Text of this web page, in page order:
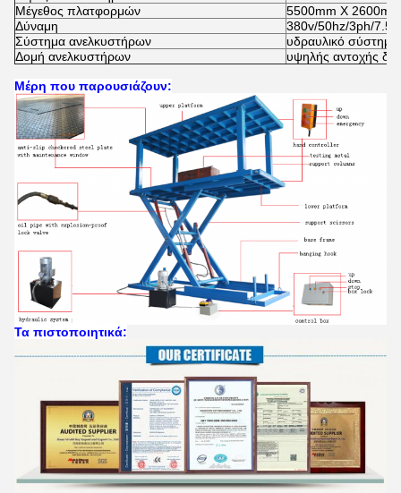
Μέγεθος πλατφορμών
5500mm X 2600mm
Δύναμη
380v/50hz/3ph/
Σύστημα ανελκυστήρων
υδραυλικό
Δομή ανελκυστήρων
υψηλής αντοχής
Μέρη που παρουσιάζουν:
Τα πιστοποιητικά: